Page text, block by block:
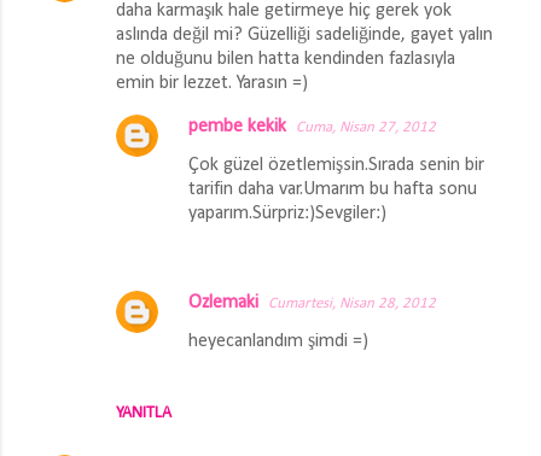
daha karmaşık hale getirmeye hiç gerek yok
aslında değil mi? Güzelliği sadeliğinde, gayet yalın
ne olduğunu bilen hatta kendinden fazlasıyla
emin bir lezzet. Yarasın =)
YANITLA
pembe kekik Cuma, Nisan 27, 2012
Çok güzel özetlemişsin.Sırada senin bir
tarifin daha var.Umarım bu hafta sonu
yaparım.Sürpriz:)Sevgiler:)
Ozlemaki Cumartesi, Nisan 28, 2012
heyecanlandım şimdi =)